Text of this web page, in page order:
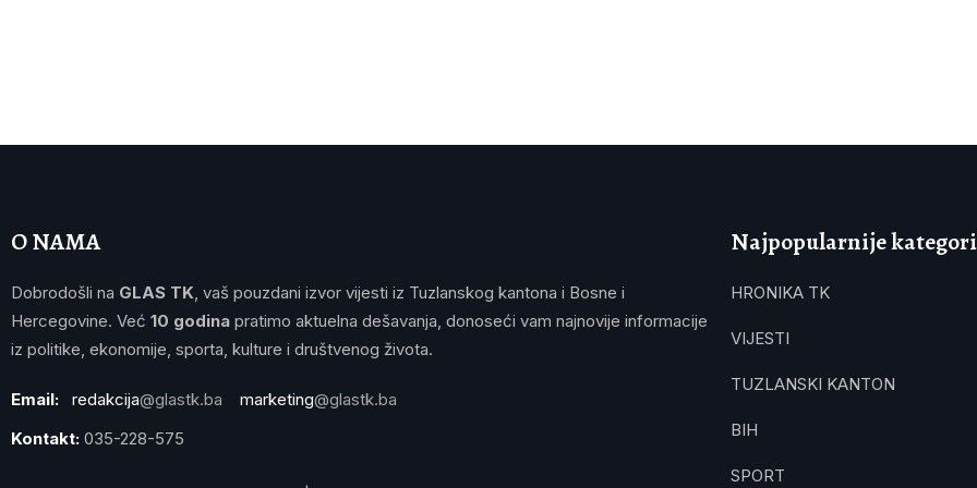
O NAMA
Dobrodošli na GLAS TK, vaš pouzdani izvor vijesti iz Tuzlanskog kantona i Bosne i
Hercegovine. Već 10 godina pratimo aktuelna dešavanja, donoseći vam najnovije informacije
iz politike, ekonomije, sporta, kulture i društvenog života.
Email: redakcija@glastk.ba marketing@glastk.ba
Kontakt: 035-228-575
Najpopularnije
HRONIKA TK
VIJESTI
TUZLANSKI KANTON
BIH
SPORT